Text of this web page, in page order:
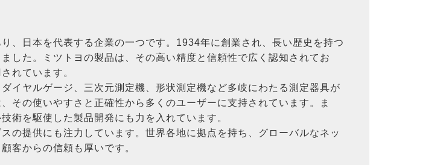
、日本を代表する企業の一つです。1934年に創業され、長い歴史を持つ
した。ミツトヨの製品は、その高い精度と信頼性で広く認知されてお
れています。
イヤルゲージ、三次元測定機、形状測定機など多岐にわたる測定器具が
その使いやすさと正確性から多くのユーザーに支持されています。ま
術を駆使した製品開発にも力を入れています。
の提供にも注力しています。世界各地に拠点を持ち、グローバルなネッ
客からの信頼も厚いです。